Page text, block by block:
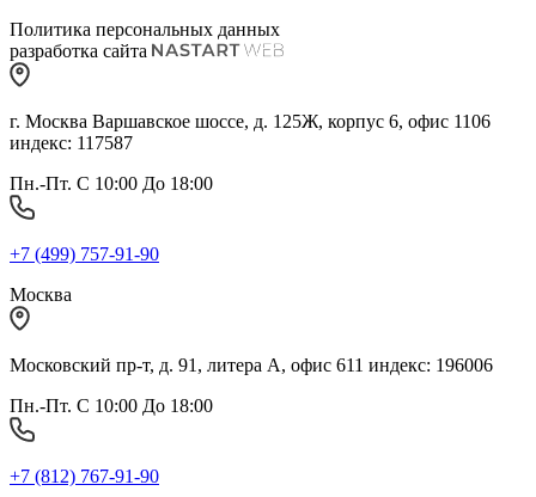
Политика персональных данных
разработка сайта
г. Москва Варшавское шоссе, д. 125Ж, корпус 6, офис 1106
индекс: 117587
Пн.-Пт. С 10:00 До 18:00
+7 (499) 757-91-90
Москва
Московский пр-т, д. 91, литера А, офис 611 индекс: 196006
Пн.-Пт. С 10:00 До 18:00
+7 (812) 767-91-90